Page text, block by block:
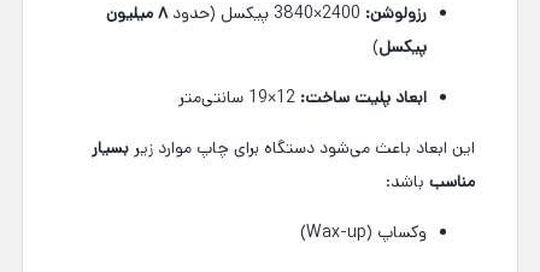
رزولوشن:
۸ میلیون
پیکسل)
ابعاد پلیت ساخت:
این ابعاد باعث می‌شود دستگاه برای چاپ موارد زیر بسیار
مناسب باشد:
وکساپ (Wax-up)